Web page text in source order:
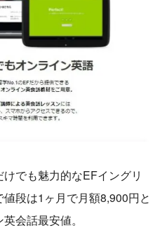
でも魅力的なEFイングリ
段は1ヶ月で月額8,900円と
会話最安値。